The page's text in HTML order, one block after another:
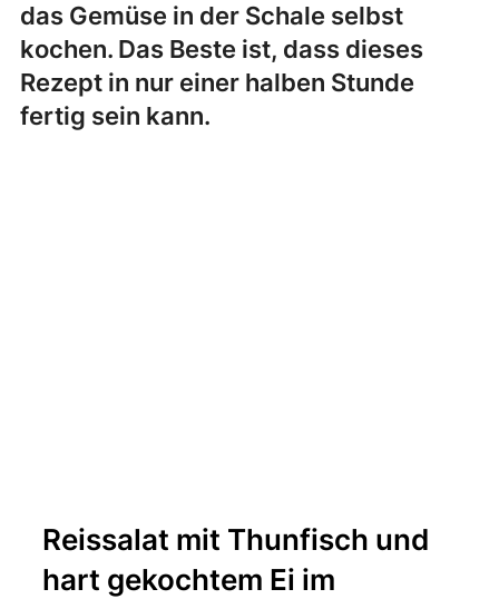
das Gemüse in der Schale selbst
kochen. Das Beste ist, dass dieses
Rezept in nur einer halben Stunde
fertig sein kann.
Reissalat mit Thunfisch und
hart gekochtem Ei im